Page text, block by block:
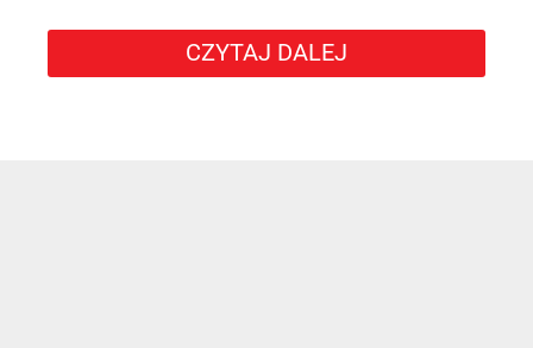
CZYTAJ DALEJ